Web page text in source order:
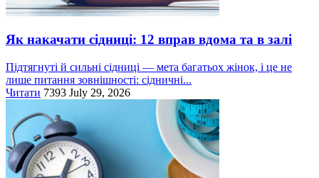
Як накачати сідниці: 12 вправ вдома та в залі
Підтягнуті й сильні сідниці — мета багатьох жінок, і це не
лише питання зовнішності: сідничні...
Читати 7393 July 29, 2026